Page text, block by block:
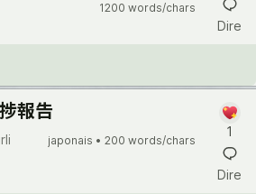
1200 words/chars
Dire
報告
japonais • 200 words/chars
1
Dire